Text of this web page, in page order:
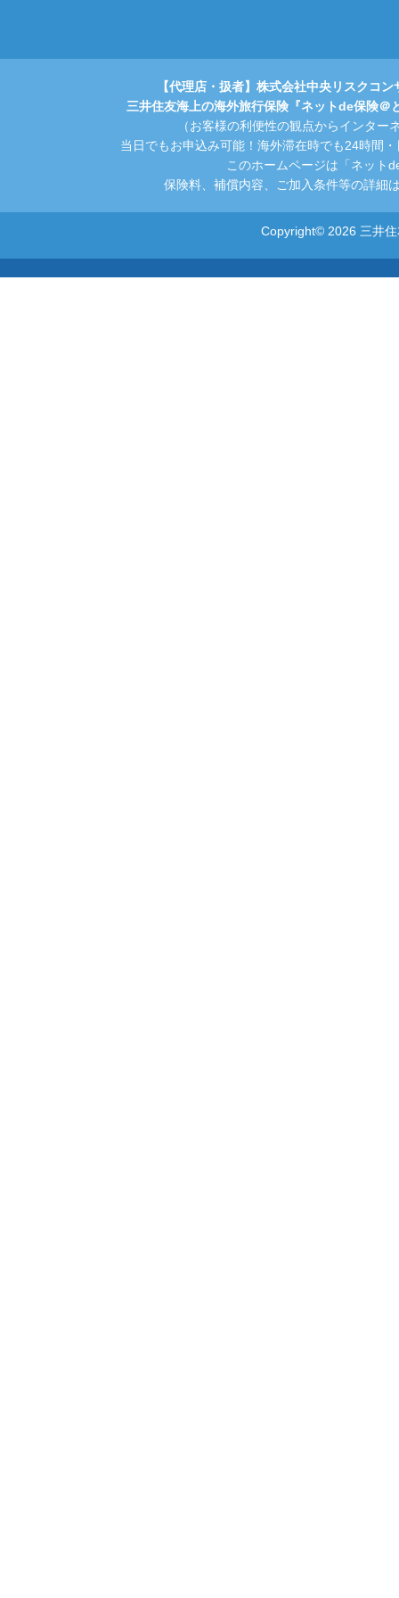
【代理店・扱者】株式会社中央リスクコ
三井住友海上の海外旅行保険『ネットde保険
（お客様の利便性の観点からインタ
当日でもお申込み可能！海外滞在時でも24時間
このホームページは「ネット
保険料、補償内容、ご加入条件等の詳細
Copyright© 2026 三井